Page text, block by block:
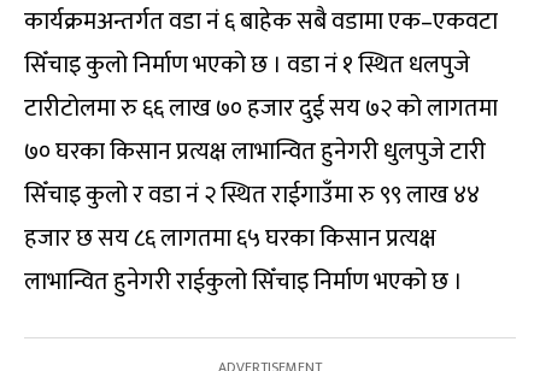
कार्यक्रमअन्तर्गत वडा नं ६ बाहेक सबै वडामा एक–एकवटा
सिँचाइ कुलो निर्माण भएको छ । वडा नं १ स्थित धलपुजे
टारीटोलमा रु ६६ लाख ७० हजार दुई सय ७२ को लागतमा
७० घरका किसान प्रत्यक्ष लाभान्वित हुनेगरी धुलपुजे टारी
सिँचाइ कुलो र वडा नं २ स्थित राईगाउँमा रु ९९ लाख ४४
हजार छ सय ८६ लागतमा ६५ घरका किसान प्रत्यक्ष
लाभान्वित हुनेगरी राईकुलो सिँचाइ निर्माण भएको छ ।